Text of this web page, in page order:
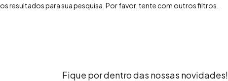
resultados para sua pesquisa. Por favor, tente com outros filtros.
Fique por dentro das nossas novidades!